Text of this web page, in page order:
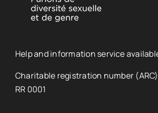
Help and information service
Charitable registration number
RR 0001